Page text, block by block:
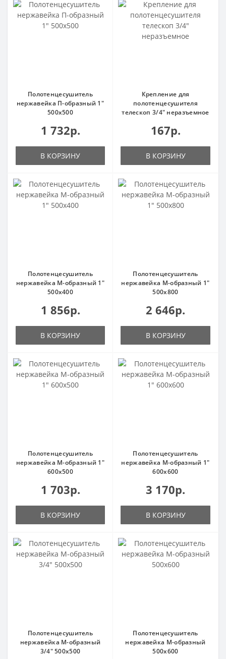
Полотенцесушитель
нержавейка П-образный 1"
500х500
1 732р.
В КОРЗИНУ
Крепление для
полотенцесушителя
телескоп 3/4" неразъемное
167р.
В КОРЗИНУ
Полотенцесушитель
нержавейка М-образный 1"
500х400
1 856р.
В КОРЗИНУ
Полотенцесушитель
нержавейка М-образный 1"
500х800
2 646р.
В КОРЗИНУ
Полотенцесушитель
нержавейка М-образный 1"
600х500
1 703р.
В КОРЗИНУ
Полотенцесушитель
нержавейка М-образный 1"
600х600
3 170р.
В КОРЗИНУ
Полотенцесушитель
нержавейка М-образный
3/4" 500х500
Полотенцесушитель
нержавейка М-образный
500х600